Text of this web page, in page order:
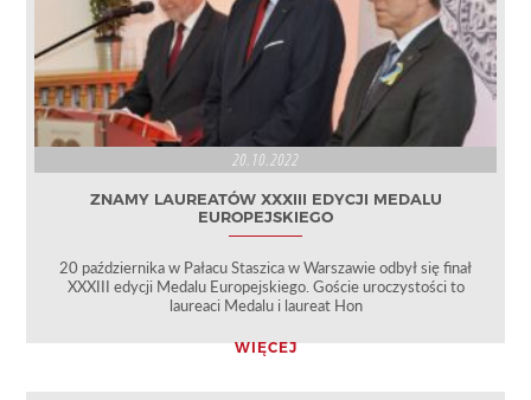
20.10.2022
ZNAMY LAUREATÓW XXXIII EDYCJI MEDALU
EUROPEJSKIEGO
20 października w Pałacu Staszica w Warszawie odbył się finał
XXXIII edycji Medalu Europejskiego. Goście uroczystości to
laureaci Medalu i laureat Hon
WIĘCEJ